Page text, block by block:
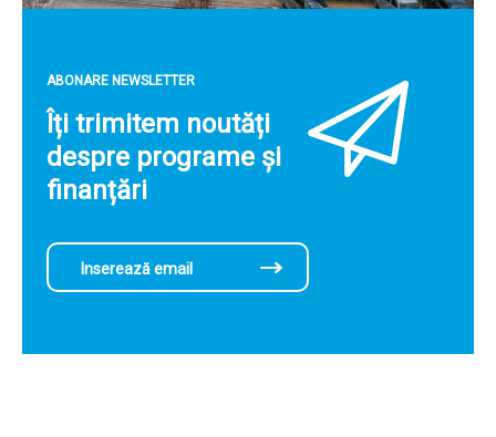
ABONARE NEWSLETTER
Îți trimitem noutăți
despre programe și
finanțări